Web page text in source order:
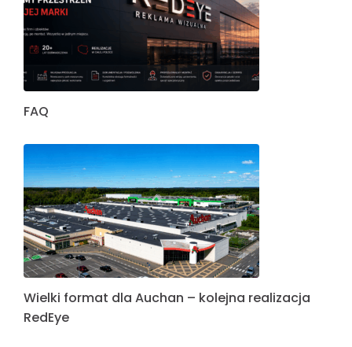
FAQ
Wielki format dla Auchan – kolejna realizacja
RedEye